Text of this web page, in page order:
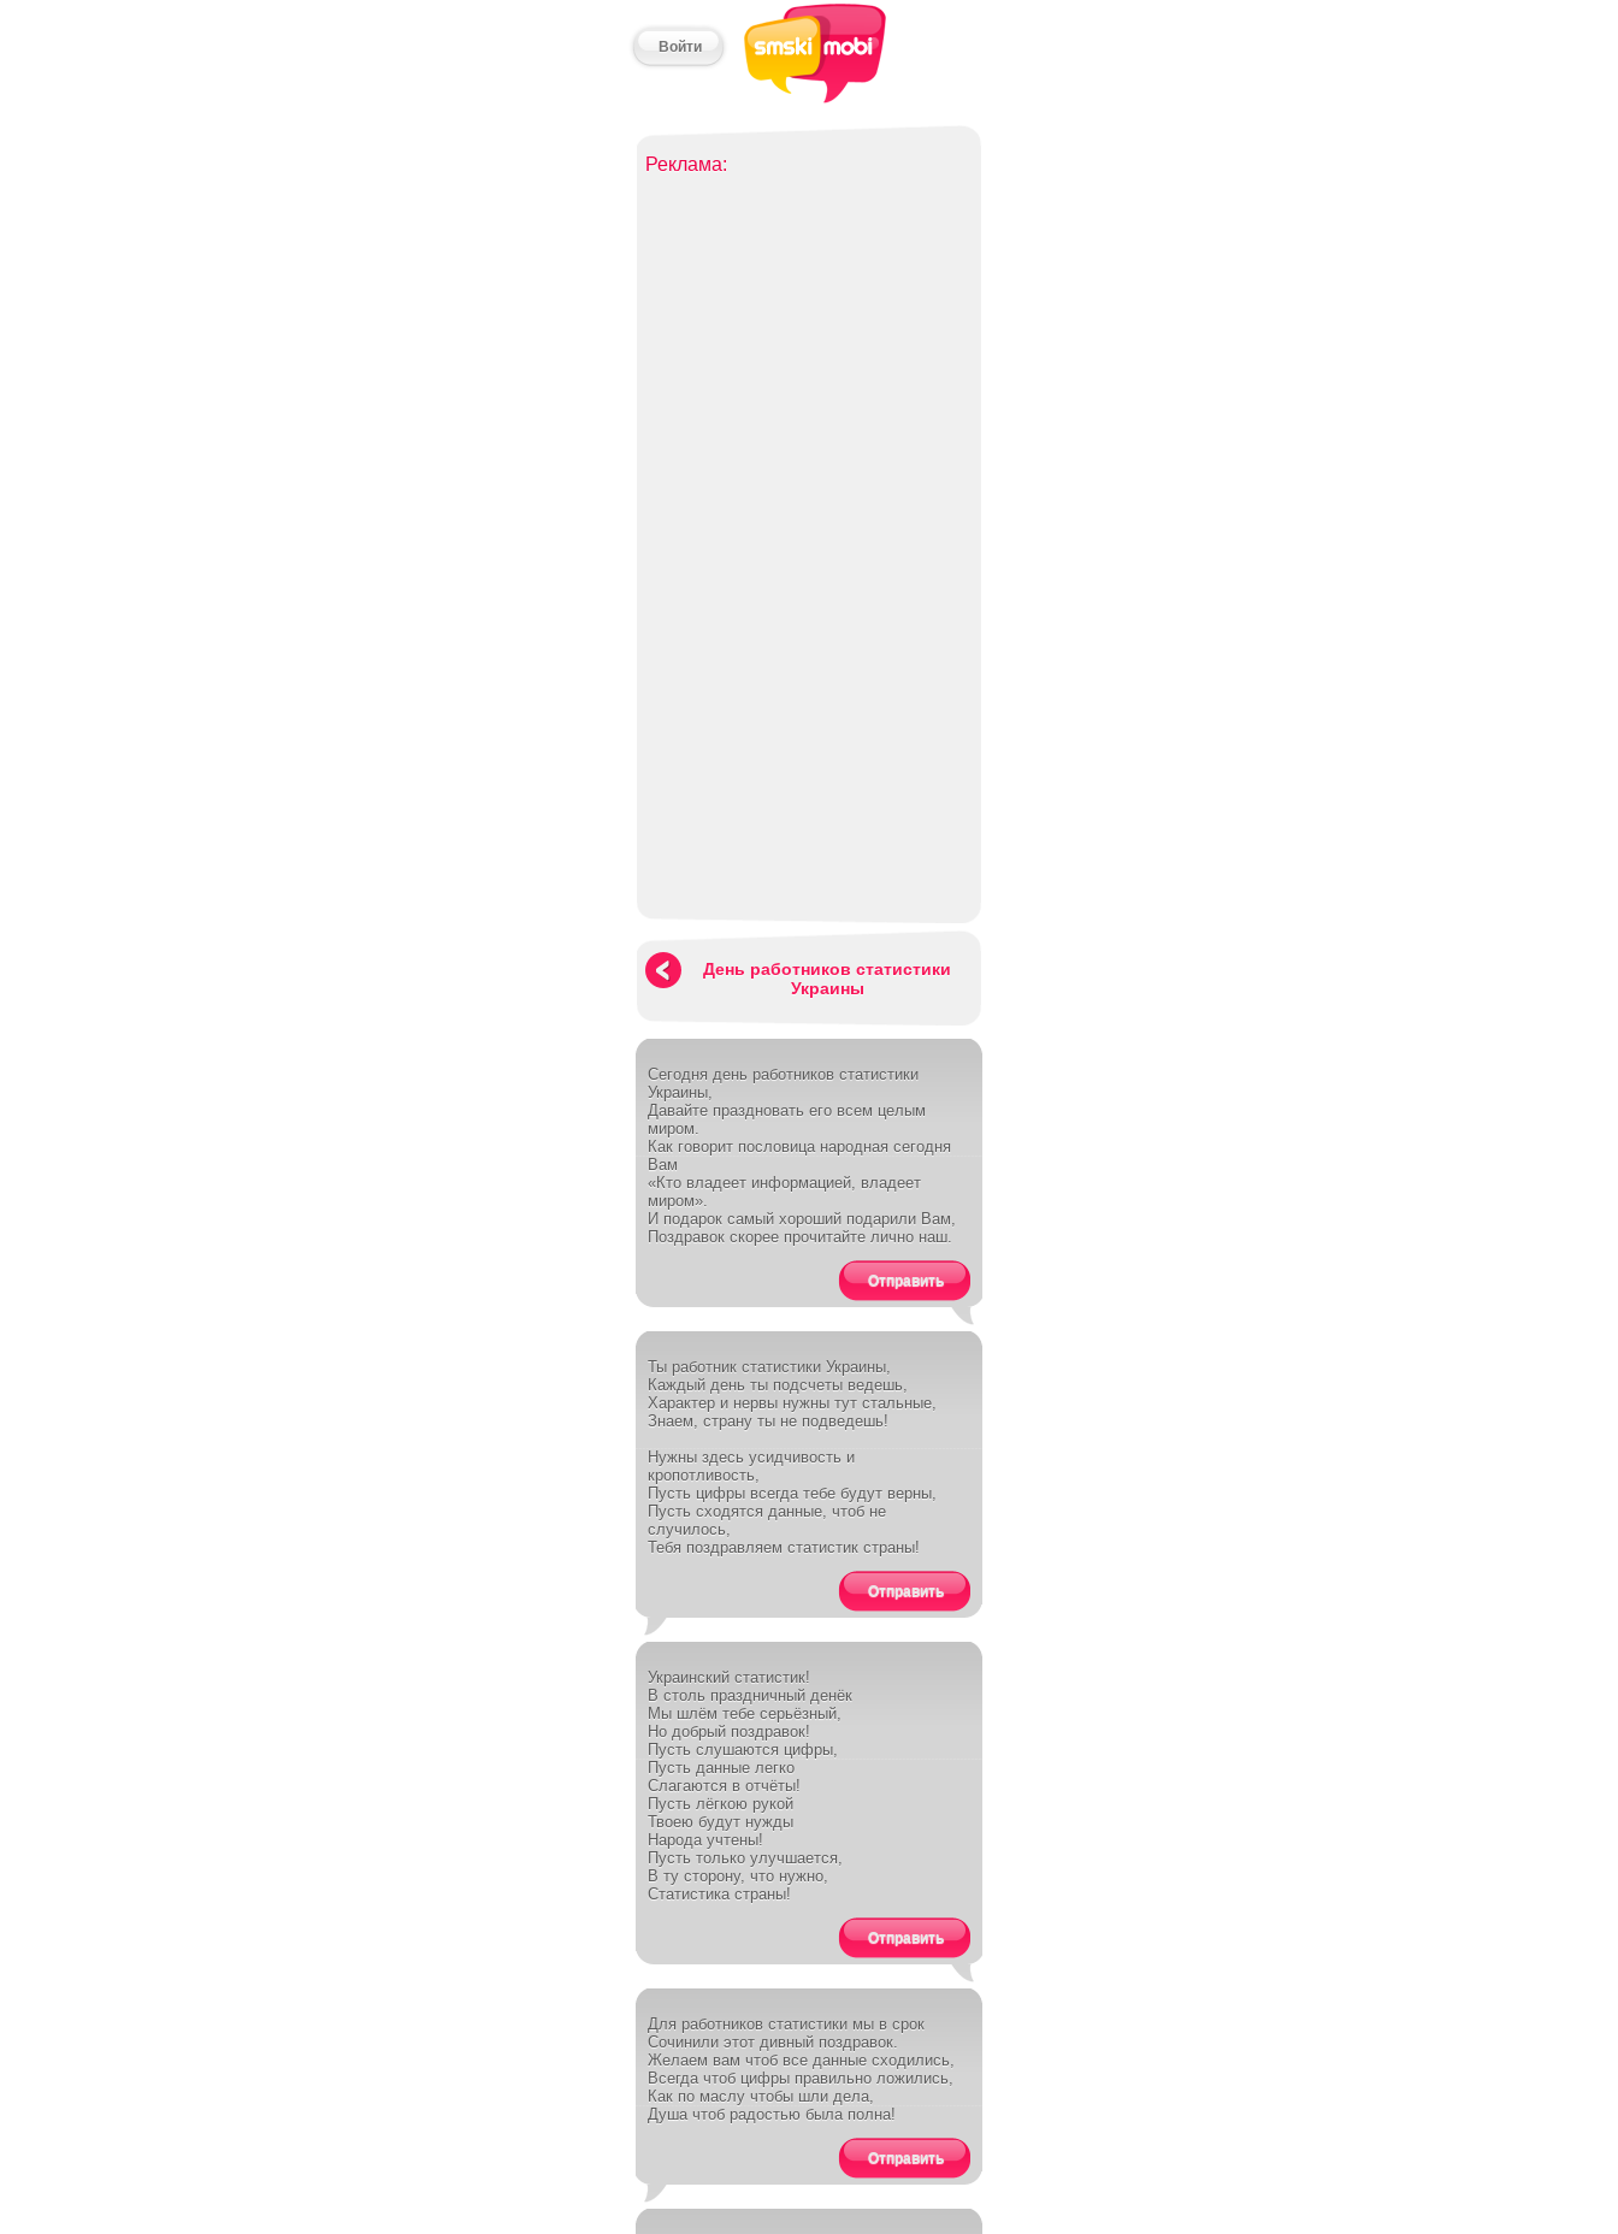
Войти
Реклама:
День работников статистики
Украины
Сегодня день работников статистики
Украины,
Давайте праздновать его всем целым
миром.
Как говорит пословица народная сегодня
Вам
«Кто владеет информацией, владеет
миром».
И подарок самый хороший подарили Вам,
Поздравок скорее прочитайте лично наш.
Отправить
Ты работник статистики Украины,
Каждый день ты подсчеты ведешь,
Характер и нервы нужны тут стальные,
Знаем, страну ты не подведешь!
Нужны здесь усидчивость и
кропотливость,
Пусть цифры всегда тебе будут верны,
Пусть сходятся данные, чтоб не
случилось,
Тебя поздравляем статистик страны!
Отправить
Украинский статистик!
В столь праздничный денёк
Мы шлём тебе серьёзный,
Но добрый поздравок!
Пусть слушаются цифры,
Пусть данные легко
Слагаются в отчёты!
Пусть лёгкою рукой
Твоею будут нужды
Народа учтены!
Пусть только улучшается,
В ту сторону, что нужно,
Статистика страны!
Отправить
Для работников статистики мы в срок
Сочинили этот дивный поздравок.
Желаем вам чтоб все данные сходились,
Всегда чтоб цифры правильно ложились,
Как по маслу чтобы шли дела,
Душа чтоб радостью была полна!
Отправить